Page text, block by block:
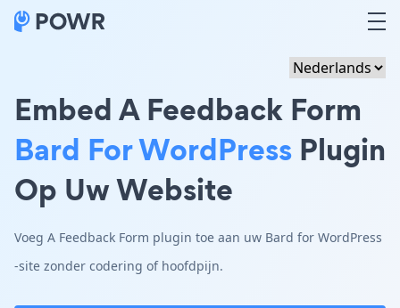
Embed A Feedback Form
Bard For WordPress Plugin
Op Uw Website
Voeg A Feedback Form plugin toe aan uw Bard for WordPress
-site zonder codering of hoofdpijn.